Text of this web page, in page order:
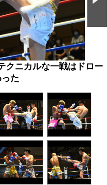
クニカルな一戦はドロー
た